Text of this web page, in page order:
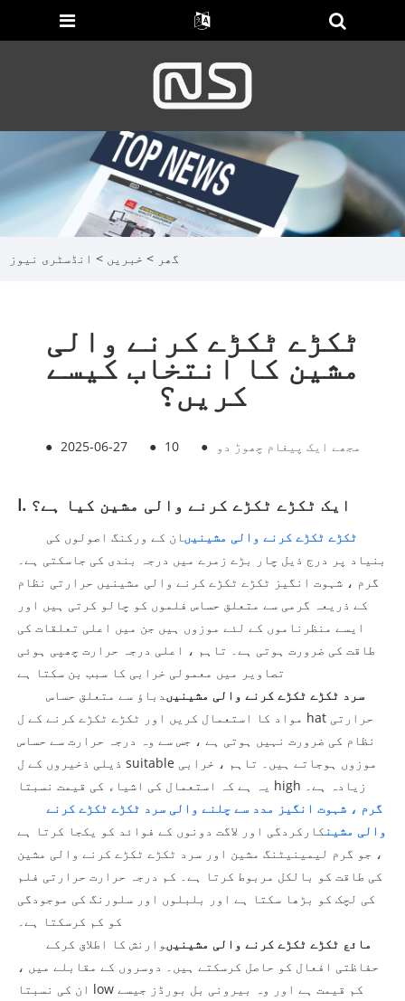
گھر > خبریں > انڈسٹری نیوز
ٹکڑے ٹکڑے کرنے والی
مشین کا انتخاب کیسے
کریں؟
● 2025-06-27 ● 10 ● مجھے ایک پیغام چھوڑ دو
I. ایک ٹکڑے ٹکڑے کرنے والی مشین کیا ہے؟
ٹکڑے ٹکڑے کرنے والی مشینیں ان کے ورکنگ اصولوں کی
بنیاد پر درج ذیل چار بڑے زمرے میں درجہ بندی کی جاسکتی ہے۔
گرم ، شہوت انگیز ٹکڑے ٹکڑے کرنے والی مشینیں حرارتی نظام
کے ذریعہ گرمی سے متعلق حساس فلموں کو چالو کرتی ہیں اور
ایسے منظرناموں کے لئے موزوں ہیں جن میں اعلی تعلقات کی
طاقت کی ضرورت ہوتی ہے۔ تاہم ، اعلی درجہ حرارت چھپی ہوئی
تصاویر میں معمولی خرابی کا سبب بن سکتا ہے
سرد ٹکڑے ٹکڑے کرنے والی مشینیںدباؤ سے متعلق حساس
مواد کا استعمال کریں اور ٹکڑے ٹکڑے کرنے کے ل hat حرارتی
نظام کی ضرورت نہیں ہوتی ہے ، جس سے وہ درجہ حرارت سے حساس
ذیلی ذخیروں کے ل suitable موزوں ہوجاتے ہیں۔ تاہم ، خرابی
یہ ہے کہ استعمال کی اشیاء کی قیمت نسبتا high زیادہ ہے۔
گرم ، شہوت انگیز مدد سے چلنے والی سرد ٹکڑے ٹکڑے کرنے
والی مشینکارکردگی اور لاگت دونوں کے فوائد کو یکجا کرتا ہے
، جو گرم لیمینیٹنگ مشین اور سرد ٹکڑے ٹکڑے کرنے والی مشین
کی طاقت کو بالکل مربوط کرتا ہے۔ کم درجہ حرارت حرارتی فلم
کی لچک کو بڑھا سکتا ہے اور بلبلوں اور سلورنگ کی موجودگی
کو کم کرسکتا ہے۔
مائع ٹکڑے ٹکڑے کرنے والی مشینیںوارنش کا اطلاق کرکے
حفاظتی افعال کو حاصل کرسکتے ہیں۔ دوسروں کے مقابلے میں ،
ان کی نسبتا low کم قیمت ہے اور وہ بیرونی بل بورڈز جیسے